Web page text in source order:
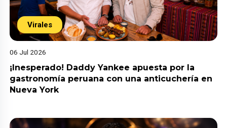
Virales
06 Jul 2026
¡Inesperado! Daddy Yankee apuesta por la
gastronomía peruana con una anticuchería en
Nueva York